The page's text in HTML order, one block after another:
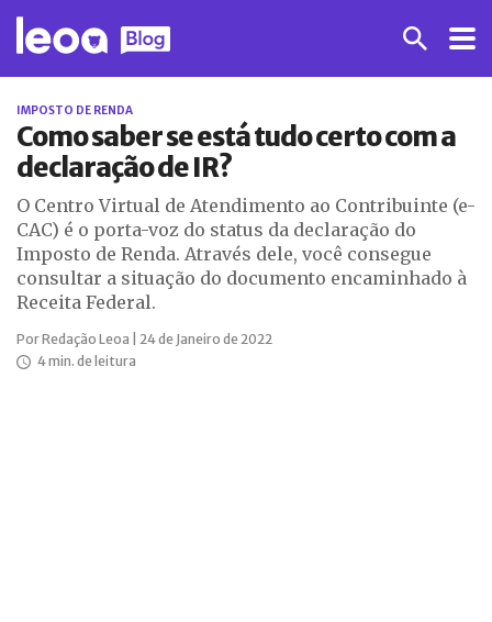
IMPOSTO DE RENDA
Como saber se está tudo certo com a
declaração de IR?
O Centro Virtual de Atendimento ao Contribuinte (e-
CAC) é o porta-voz do status da declaração do
Imposto de Renda. Através dele, você consegue
consultar a situação do documento encaminhado à
Receita Federal.
Por Redação Leoa | 24 de Janeiro de 2022
4 min. de leitura